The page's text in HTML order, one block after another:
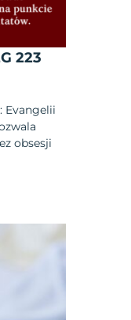
223
Evangelii
obsesji